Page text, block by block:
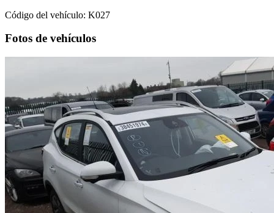
Código del vehículo: K027
Fotos de vehículos